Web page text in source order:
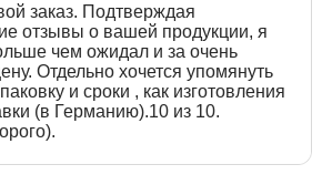
заказ. Подтверждая
отзывы о вашей продукции, я
чем ожидал и за очень
Отдельно хочется упомянуть
и сроки , как изготовления
(в Германию).10 из 10.